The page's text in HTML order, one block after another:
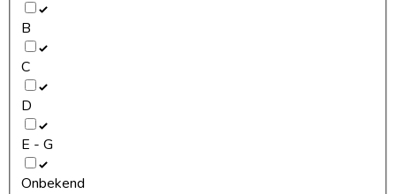
B
C
D
E - G
Onbekend